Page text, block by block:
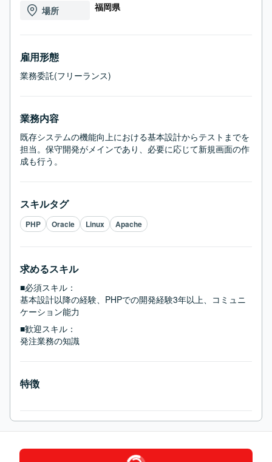
場所 福岡県
雇用形態
業務委託(フリーランス)
業務内容
既存システムの機能向上における基本設計からテストまでを
担当。保守開発がメインであり、必要に応じて新規画面の作
成も行う。
スキルタグ
PHP Oracle Linux Apache
求めるスキル
■必須スキル：
基本設計以降の経験、PHPでの開発経験3年以上、コミュニ
ケーション能力
■歓迎スキル：
発注業務の知識
特徴